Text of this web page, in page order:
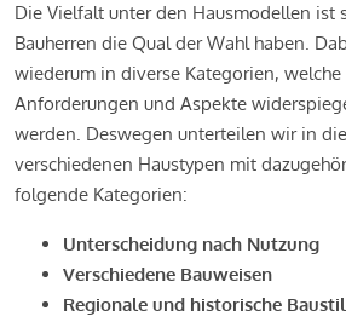
Die Vielfalt unter den Hausmodellen ist
Bauherren die Qual der Wahl haben.
wiederum in diverse Kategorien,
Anforderungen und Aspekte
werden. Deswegen unterteilen wir in
verschiedenen Haustypen mit
folgende Kategorien:
Unterscheidung nach Nutzung
Verschiedene Bauweisen
Regionale und historische